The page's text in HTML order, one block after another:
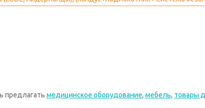
предлагать медицинское оборудование, мебель, товары